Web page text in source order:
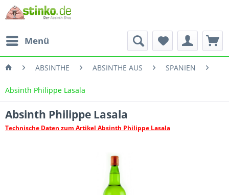
Menü
ABSINTHE ABSINTHE AUS SPANIEN
Absinth Philippe Lasala
Absinth Philippe Lasala
Technische Daten zum Artikel Absinth Philippe Lasala